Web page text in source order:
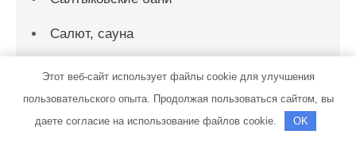
Салют, сауна
Сауна
Этот веб-сайт использует файлы cookie для улучшения
пользовательского опыта. Продолжая пользоваться сайтом, вы
даете согласие на использование файлов cookie.
OK